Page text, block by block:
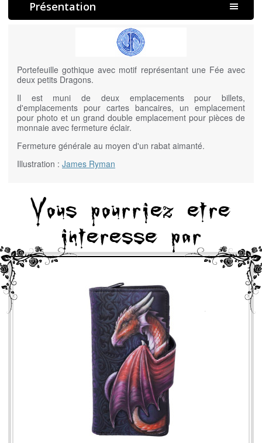
Présentation
Portefeuille gothique avec motif représentant une Fée avec
deux petits Dragons.
Il est muni de deux emplacements pour billets,
d'emplacements pour cartes bancaires, un emplacement
pour photo et un grand double emplacement pour pièces de
monnaie avec fermeture éclair.
Fermeture générale au moyen d'un rabat aimanté.
Illustration : James Ryman
Vous pourriez etre
interesse par